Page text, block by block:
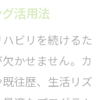
活用法
ビリを続けるた
かせません。カ
往歴、生活リズ